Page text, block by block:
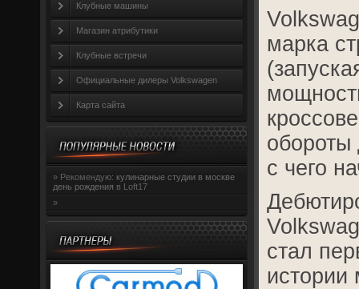
Клубные машины
Магазин атрибутики
Клубные встречи
Официальные дилеры Volkswagen
Карта сайта
» Рекомендую: кулинарные студии в москве
день рождения в Loft17
»
марка
обороты
с чего
стал
истории